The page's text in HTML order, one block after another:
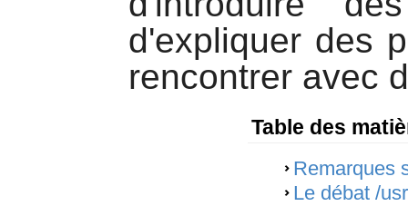
d'expliquer des
rencontrer avec
Table des
Remarques
Le débat /